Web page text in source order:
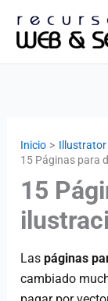
Inicio
Illustrator
15 Páginas para
15
Laspáginas
cambiado